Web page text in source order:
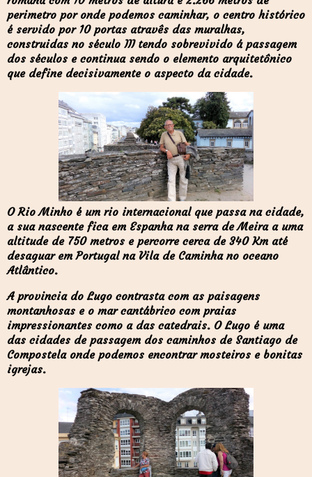
perimetro por onde podemos caminhar, o centro histórico
é servido por 10 portas atravês das muralhas,
construidas no século III tendo sobrevivido á passagem
dos séculos e continua sendo o elemento arquitetônico
que define decisivamente o aspecto da cidade.
O Rio Minho é um rio internacional que passa na cidade,
a sua nascente fica em Espanha na serra de Meira a uma
altitude de 750 metros e percorre cerca de 340 Km até
desaguar em Portugal na Vila de Caminha no oceano
Atlântico.
A provincia do Lugo contrasta com as paisagens
montanhosas e o mar cantábrico com praias
impressionantes como a das catedrais. O Lugo é uma
das cidades de passagem dos caminhos de Santiago de
Compostela onde podemos encontrar mosteiros e bonitas
igrejas.